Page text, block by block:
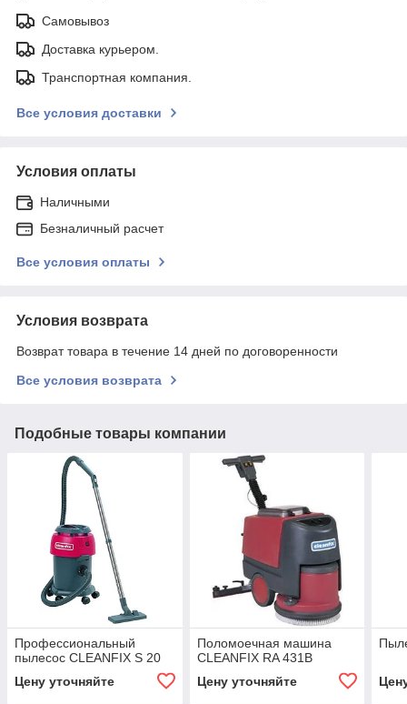
Самовывоз
Доставка курьером.
Транспортная компания.
Все условия доставки
Условия оплаты
Наличными
Безналичный расчет
Все условия оплаты
Условия возврата
Возврат товара в течение 14 дней по договоренности
Все условия возврата
Подобные товары компании
Профессиональный
пылесос CLEANFIX S 20
Цену уточняйте
Поломоечная машина
CLEANFIX RA 431B
Цену уточняйте